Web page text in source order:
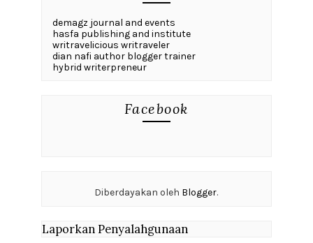
demagz journal and events
hasfa publishing and institute
writravelicious writraveler
dian nafi author blogger trainer
hybrid writerpreneur
Facebook
Diberdayakan oleh Blogger.
Laporkan Penyalahgunaan